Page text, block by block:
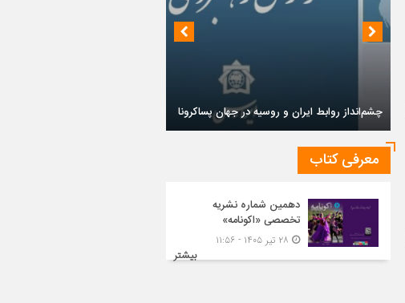
چشم‌انداز روابط ایران و روسیه در جهان پساکرونا
معرفی کتاب
دهمین شماره نشریه
تخصصی «اکونامه»
بیشتر